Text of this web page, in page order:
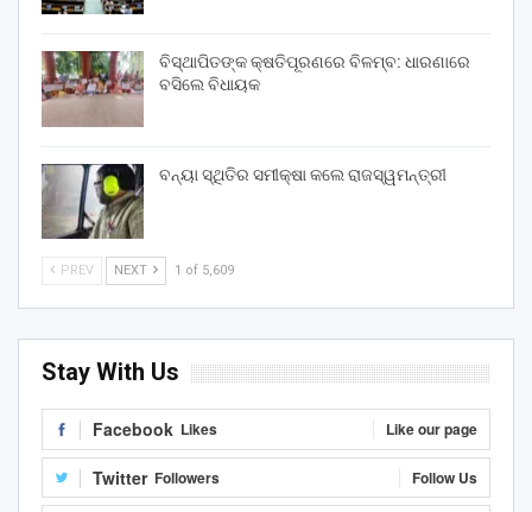
ବିସ୍ଥାପିତଙ୍କ କ୍ଷତିପୂରଣରେ ବିଳମ୍ବ: ଧାରଣାରେ
ବସିଲେ ବିଧାୟକ
ବନ୍ୟା ସ୍ଥିତିର ସମୀକ୍ଷା କଲେ ରାଜସ୍ୱମନ୍ତ୍ରୀ
PREV NEXT 1 of 5,609
Stay With Us
Facebook Likes Like our page
Twitter Followers Follow Us